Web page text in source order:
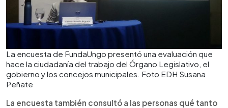
La encuesta de FundaUngo presentó una evaluación que
hace la ciudadanía del trabajo del Órgano Legislativo, el
gobierno y los concejos municipales. Foto EDH Susana
Peñate
La encuesta también consultó a las personas qué tanto